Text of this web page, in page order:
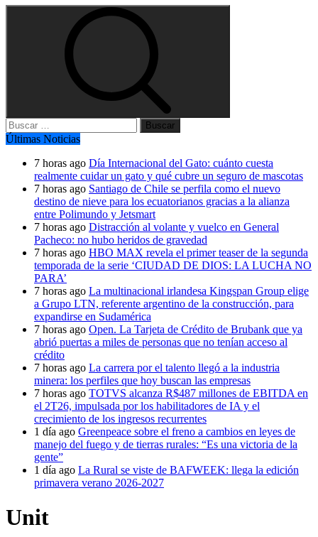
Buscar:
Últimas Noticias
7 horas ago Día Internacional del Gato: cuánto cuesta
realmente cuidar un gato y qué cubre un seguro de mascotas
7 horas ago Santiago de Chile se perfila como el nuevo
destino de nieve para los ecuatorianos gracias a la alianza
entre Polimundo y Jetsmart
7 horas ago Distracción al volante y vuelco en General
Pacheco: no hubo heridos de gravedad
7 horas ago HBO MAX revela el primer teaser de la segunda
temporada de la serie ‘CIUDAD DE DIOS: LA LUCHA NO
PARA’
7 horas ago La multinacional irlandesa Kingspan Group elige
a Grupo LTN, referente argentino de la construcción, para
expandirse en Sudamérica
7 horas ago Open. La Tarjeta de Crédito de Brubank que ya
abrió puertas a miles de personas que no tenían acceso al
crédito
7 horas ago La carrera por el talento llegó a la industria
minera: los perfiles que hoy buscan las empresas
7 horas ago TOTVS alcanza R$487 millones de EBITDA en
el 2T26, impulsada por los habilitadores de IA y el
crecimiento de los ingresos recurrentes
1 día ago Greenpeace sobre el freno a cambios en leyes de
manejo del fuego y de tierras rurales: “Es una victoria de la
gente”
1 día ago La Rural se viste de BAFWEEK: llega la edición
primavera verano 2026-2027
Unit